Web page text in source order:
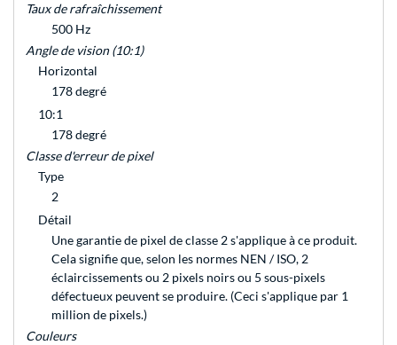
Taux de rafraîchissement
500 Hz
Angle de vision (10:1)
Horizontal
178 degré
10:1
178 degré
Classe d'erreur de pixel
Type
2
Détail
Une garantie de pixel de classe 2 s'applique à ce produit.
Cela signifie que, selon les normes NEN / ISO, 2
éclaircissements ou 2 pixels noirs ou 5 sous-pixels
défectueux peuvent se produire. (Ceci s'applique par 1
million de pixels.)
Couleurs